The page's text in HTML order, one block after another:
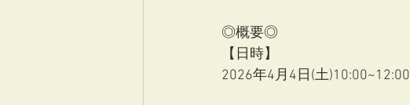
◎概要◎
【日時】
2026年4月4日(土